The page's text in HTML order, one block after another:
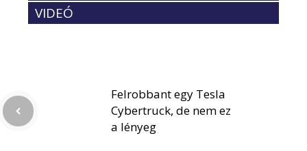
VIDEÓ
Felrobbant egy Tesla
Cybertruck, de nem ez
a lényeg